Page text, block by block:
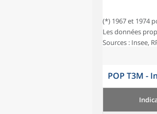
(*) 1967 et 1974
Les données
Sources : Insee,
POP T3M -